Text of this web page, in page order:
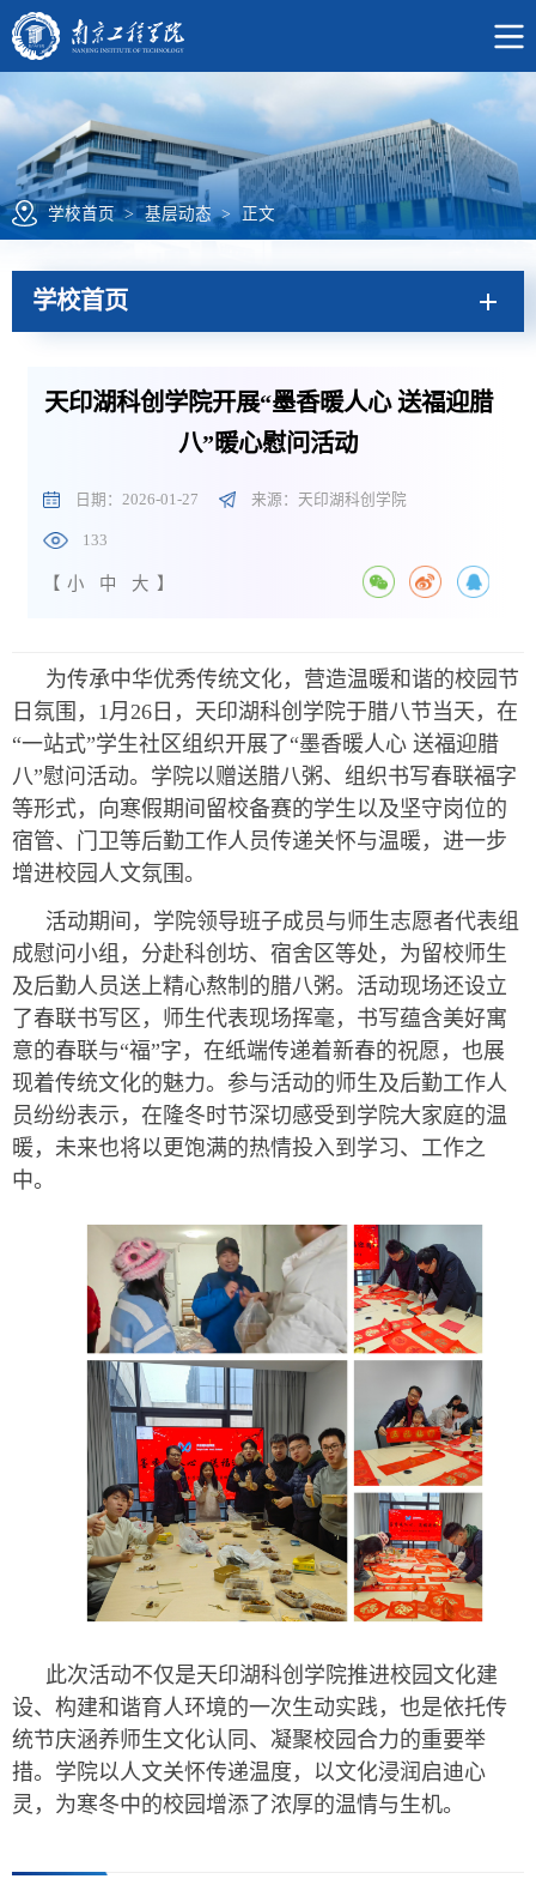
学校首页 > 基层动态 > 正文
学校首页
天印湖科创学院开展“墨香暖人心 送福迎腊
八”暖心慰问活动
日期：2026-01-27 来源：天印湖科创学院
133
【 小 中 大 】
为传承中华优秀传统文化，营造温暖和谐的校园节
日氛围，1月26日，天印湖科创学院于腊八节当天，在
“一站式”学生社区组织开展了“墨香暖人心 送福迎腊
八”慰问活动。学院以赠送腊八粥、组织书写春联福字
等形式，向寒假期间留校备赛的学生以及坚守岗位的
宿管、门卫等后勤工作人员传递关怀与温暖，进一步
增进校园人文氛围。
活动期间，学院领导班子成员与师生志愿者代表组
成慰问小组，分赴科创坊、宿舍区等处，为留校师生
及后勤人员送上精心熬制的腊八粥。活动现场还设立
了春联书写区，师生代表现场挥毫，书写蕴含美好寓
意的春联与“福”字，在纸端传递着新春的祝愿，也展
现着传统文化的魅力。 参与活动的师生及后勤工作人
员纷纷表示，在隆冬时节深切感受到学院大家庭的温
暖，未来也将以更饱满的热情投入到学习、工作之
中。
此次活动不仅是天印湖科创学院推进校园文化建
设、构建和谐育人环境的一次生动实践，也是依托传
统节庆涵养师生文化认同、凝聚校园合力的重要举
措。学院以人文关怀传递温度，以文化浸润启迪心
灵，为寒冬中的校园增添了浓厚的温情与生机。